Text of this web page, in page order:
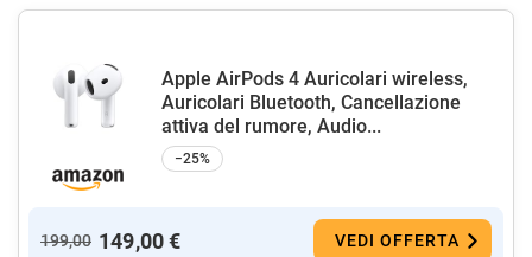
Apple AirPods 4 Auricolari wireless,
Auricolari Bluetooth, Cancellazione
attiva del rumore, Audio...
−25%
199,00 149,00 € VEDI OFFERTA